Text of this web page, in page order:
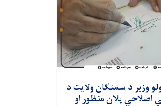
وزیر د سمنګان ولایت د
اصلاحي پلان منظور او